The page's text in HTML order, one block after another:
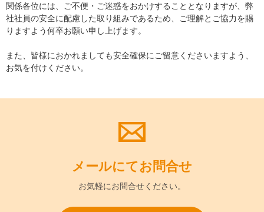
関係各位には、ご不便・ご迷惑をおかけすることとなりますが、弊
社社員の安全に配慮した取り組みであるため、ご理解とご協力を賜
りますよう何卒お願い申し上げます。
また、皆様におかれましても安全確保にご留意くださいますよう、
お気を付けください。
メールにてお問合せ
お気軽にお問合せください。